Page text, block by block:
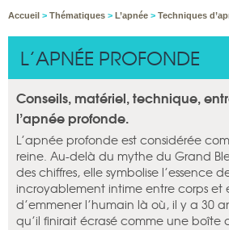
Accueil > Thématiques > L’apnée > Techniques
L’APNÉE PROFONDE
Conseils, matériel, technique,
l’apnée profonde.
L’apnée profonde est considérée
reine. Au-delà du mythe du Grand
des chiffres, elle symbolise l’essence
incroyablement intime entre corps et
d’emmener l’humain là où, il y a 30
qu’il finirait écrasé comme une boîte